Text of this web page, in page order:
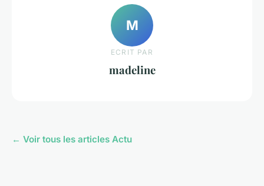
M
ECRIT PAR
madeline
← Voir tous les articles Actu